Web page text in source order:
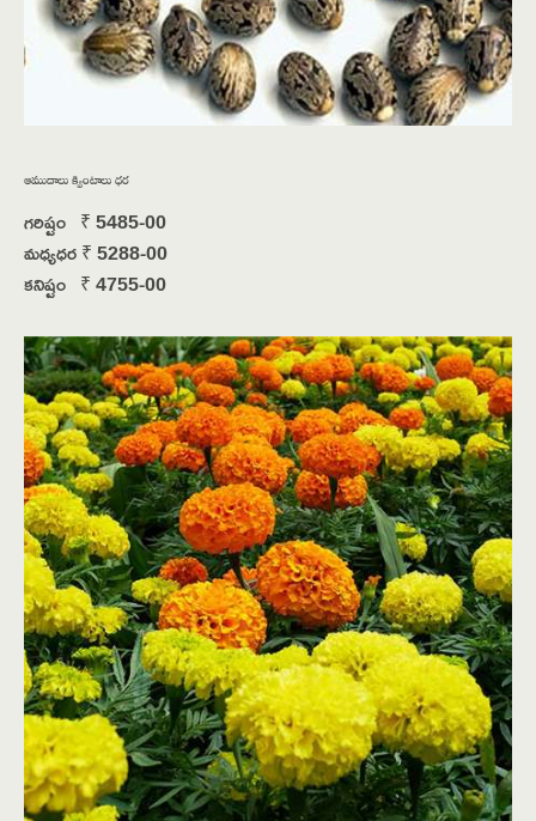
ఆముదాలు క్వింటాలు ధర
గరిష్టం ₹ 5485-00
మధ్యధర ₹ 5288-00
కనిష్టం ₹ 4755-00